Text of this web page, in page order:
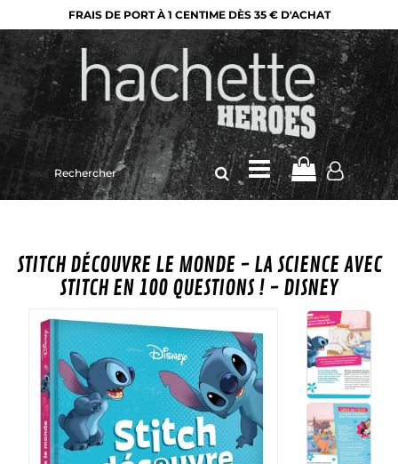
FRAIS DE PORT À 1 CENTIME DÈS 35 € D'ACHAT
Rechercher
sur
le
STITCH DÉCOUVRE LE MONDE - LA SCIENCE AVEC
STITCH EN 100 QUESTIONS ! - DISNEY